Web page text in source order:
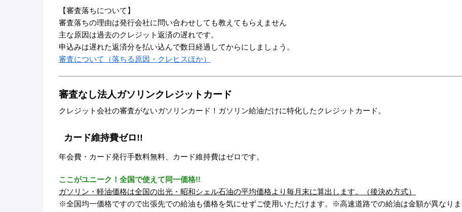
【審査落ちについて】
審査落ちの理由は発行会社に問い合わせしても教えてもらえません
主な原因は過去のクレジット返済の遅れです。
申込みは遅れた返済分を払い込んで数日経過してからにしましょう。
審査について（落ちる原因・クレヒスほか）
審査なし法人ガソリンクレジットカード
クレジット会社の審査がないガソリンカード！ガソリン給油だけに特化したクレジットカード。
カード維持費ゼロ!!
年会費・カード発行手数料無料、カード維持費はゼロです。
ここがユニーク！全国で使えて同一価格!!
ガソリン・軽油価格は全国の出光・昭和シェル石油の平均価格より毎月末に算出します。（後決め方式）
※全国均一価格ですので出張先での給油も価格を気にせずご使用いただけます。※高速道路での給油は金額が異なりま